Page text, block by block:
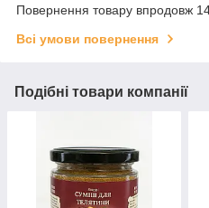
Повернення товару впродовж
Всі умови повернення
Подібні товари компанії